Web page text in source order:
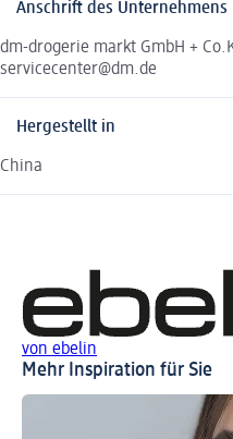
Anschrift des Unternehmens
dm-drogerie markt GmbH +
servicecenter@dm.de
Hergestellt in
China
von ebelin
Mehr Inspiration für Sie